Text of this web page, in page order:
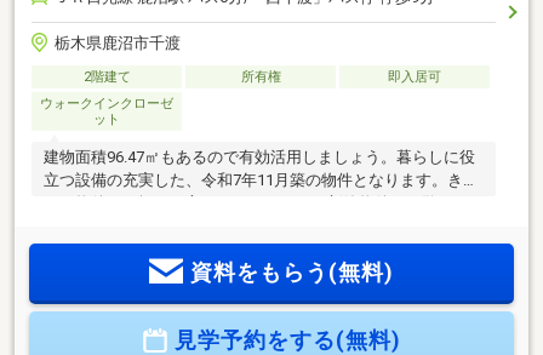
栃木県鹿沼市千渡
2階建て 所有権
即入居可
ウォークインクローゼ
ット
建物面積96.47㎡もあるので有効活用しましょう。暮らしに役
立つ設備の充実した、令和7年11月築の物件となります。きれ
す。シューズボックスは、玄関の整理整頓には欠かせませ
ん。こちらの物件は南向きです。地盤調査済みなので、防災
資料をもらう(無料)
見学予約をする(無料)